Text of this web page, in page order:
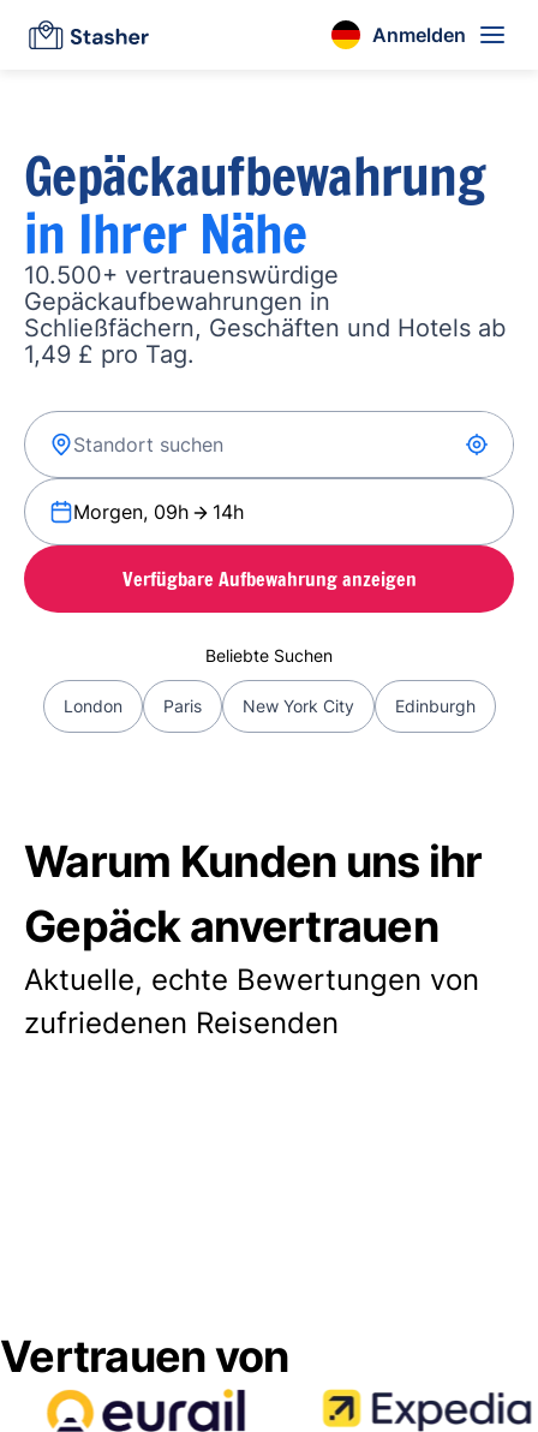
Anmelden
Gepäckaufbewahrung
in Ihrer Nähe
10.500+ vertrauenswürdige
Gepäckaufbewahrungen in
Schließfächern, Geschäften und Hotels ab
1,49 £ pro Tag.
Morgen, 09h 14h
Verfügbare Aufbewahrung anzeigen
Beliebte Suchen
London Paris New York City Edinburgh
Warum Kunden uns ihr
Gepäck anvertrauen
Aktuelle, echte Bewertungen von
zufriedenen Reisenden
Vertrauen von